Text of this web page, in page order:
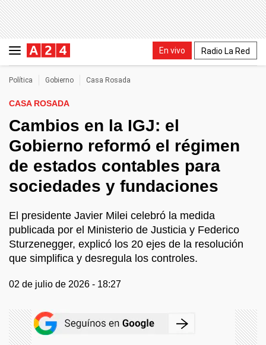
En vivo Radio La Red
Política Gobierno Casa Rosada
CASA ROSADA
Cambios en la IGJ: el
Gobierno reformó el régimen
de estados contables para
sociedades y fundaciones
El presidente Javier Milei celebró la medida
publicada por el Ministerio de Justicia y Federico
Sturzenegger, explicó los 20 ejes de la resolución
que simplifica y desregula los controles.
02 de julio de 2026 - 18:27